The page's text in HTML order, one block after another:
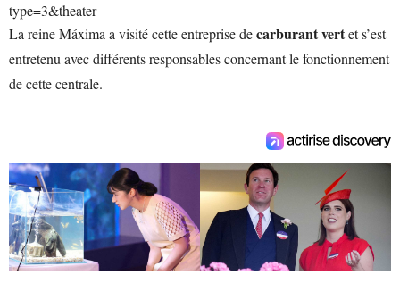
type=3&theater
La reine Máxima a visité cette entreprise decarburant vertet s’est
entretenu avec différents responsables concernant le fonctionnement
de cette centrale.